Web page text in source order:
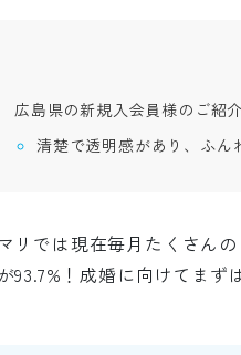
広島県の新規入会員様のご紹介
清楚で透明感があり、ふん
リでは現在毎月たくさん
93.7%！成婚に向けてまず